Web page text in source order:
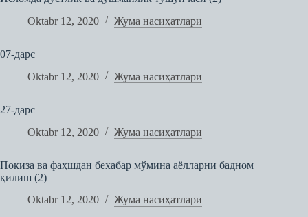
Oktabr 12, 2020
Жума насиҳатлари
07-дарс
Oktabr 12, 2020
Жума насиҳатлари
27-дарс
Oktabr 12, 2020
Жума насиҳатлари
Покиза ва фаҳшдан бехабар мўмина аёлларни бадном
қилиш (2)
Oktabr 12, 2020
Жума насиҳатлари